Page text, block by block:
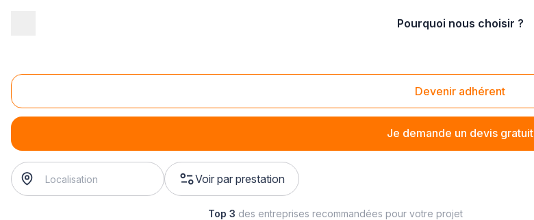
Pourquoi nous choisir ?
Devenir adhérent
Je demande un devis gratuit
Préparation de viandes cuisinées
Préparation de viandes cuisinées
Voir par prestation
Top 3 des entreprises recommandées pour votre projet